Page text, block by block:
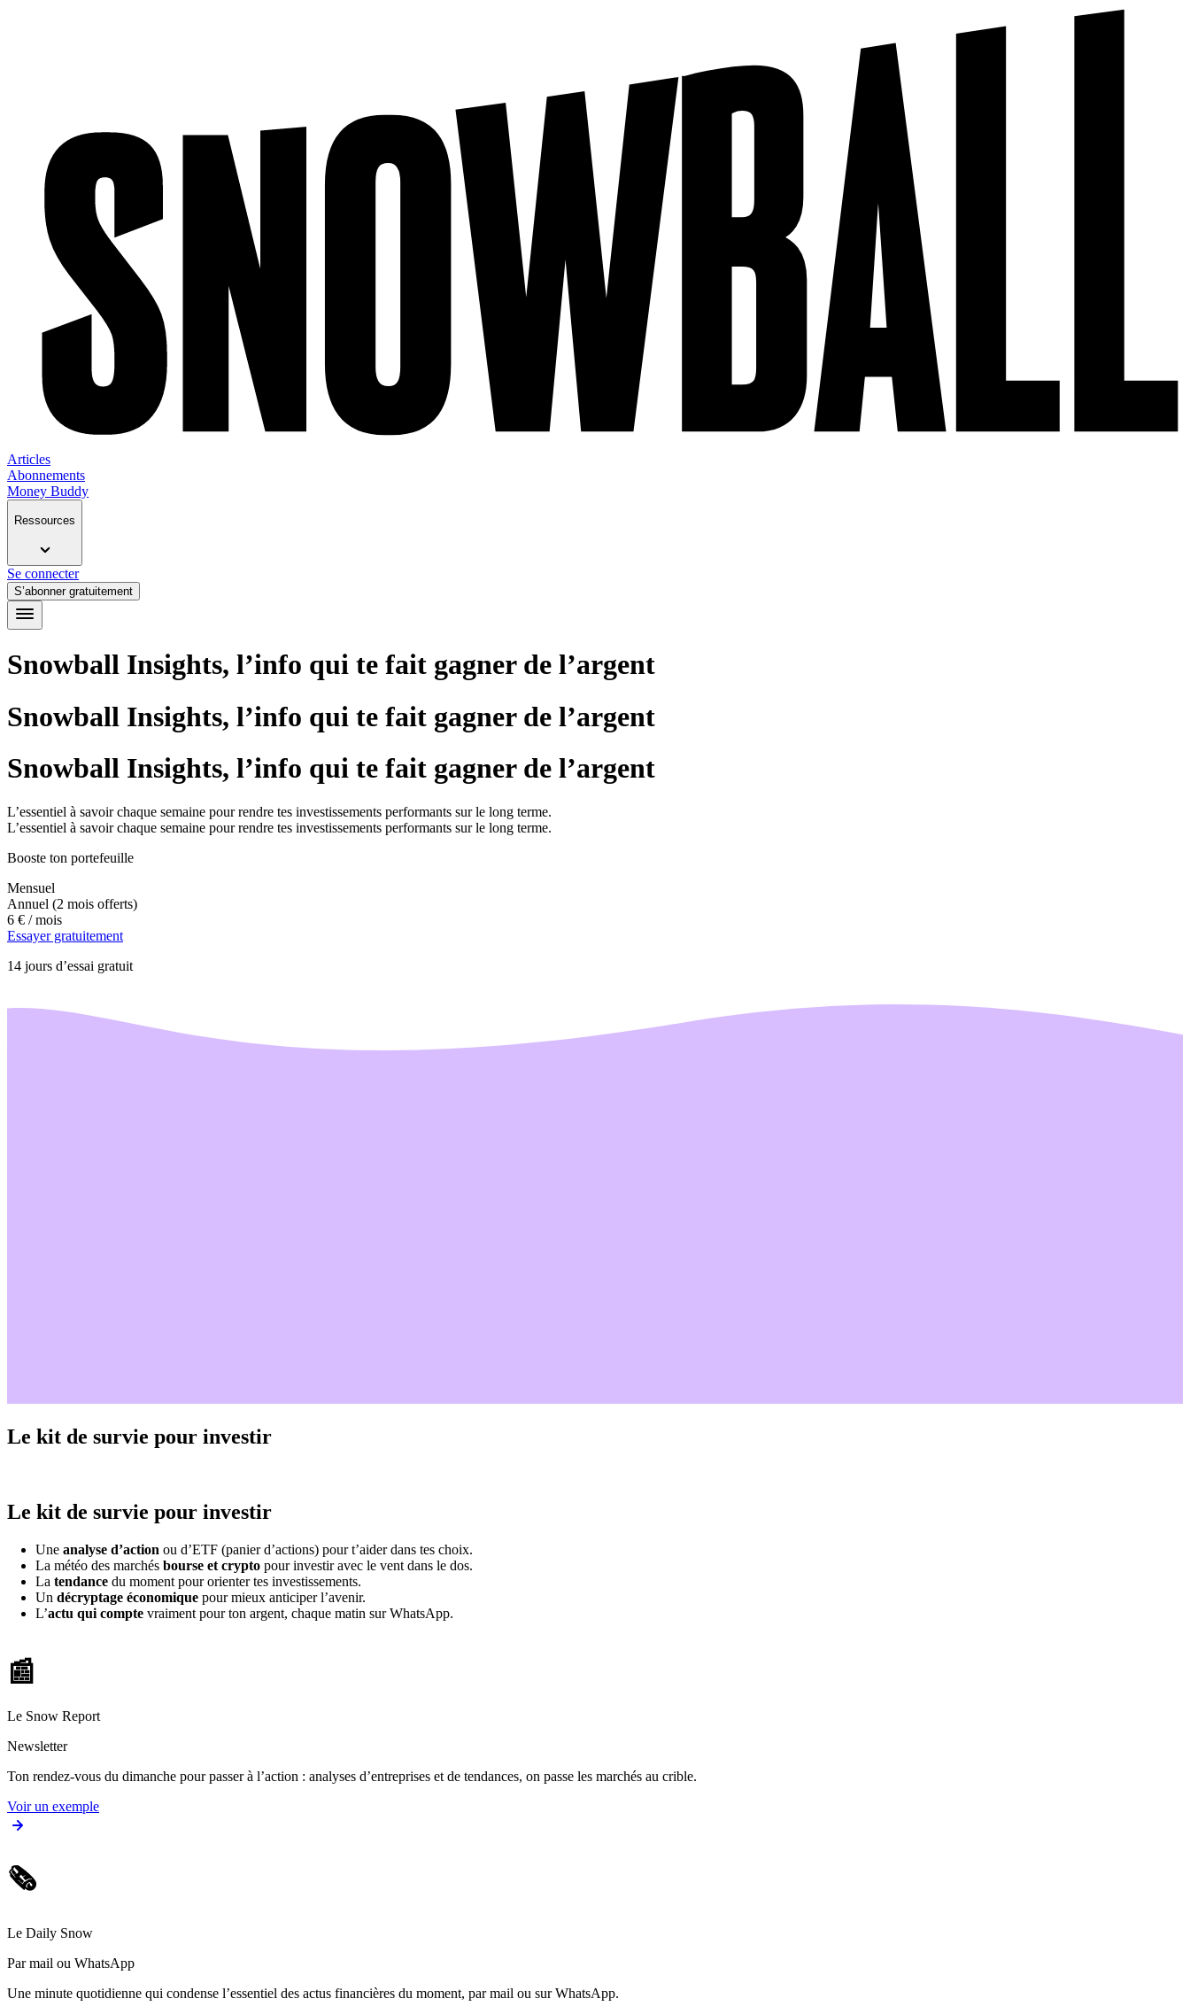
Articles
Abonnements
Money Buddy
Ressources
Se connecter
S’abonner gratuitement
Snowball Insights, l’info qui te fait gagner de l’argent
Snowball Insights, l’info qui te fait gagner de l’argent
Snowball Insights, l’info qui te fait gagner de l’argent
L’essentiel à savoir chaque semaine pour rendre tes investissements performants sur le long terme.
L’essentiel à savoir chaque semaine pour rendre tes investissements performants sur le long terme.
Booste ton portefeuille
Mensuel
Annuel (2 mois offerts)
6 € / mois
Essayer gratuitement
14 jours d’essai gratuit
Le kit de survie pour investir
Le kit de survie pour investir
Une analyse d’action ou d’ETF (panier d’actions) pour t’aider dans tes choix.
La météo des marchés bourse et crypto pour investir avec le vent dans le dos.
La tendance du moment pour orienter tes investissements.
Un décryptage économique pour mieux anticiper l’avenir.
L’actu qui compte vraiment pour ton argent, chaque matin sur WhatsApp.
📰
Le Snow Report
Newsletter
Ton rendez-vous du dimanche pour passer à l’action : analyses d’entreprises et de tendances, on passe les marchés au crible.
Voir un exemple
🗞️
Le Daily Snow
Par mail ou WhatsApp
Une minute quotidienne qui condense l’essentiel des actus financières du moment, par mail ou sur WhatsApp.